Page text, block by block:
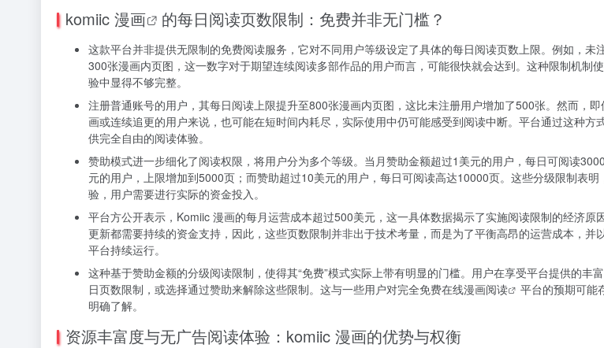
komiic 漫画 的每日阅读页数限制：免费并非无门槛？
这款平台并非提供无限制的免费阅读服务，它对不同用户等级设定了具体的每日阅读页数上限。例如，未
300张漫画内页图，这一数字对于期望连续阅读多部作品的用户而言，可能很快就会达到。这种限制机制
验中显得不够完整。
注册普通账号的用户，其每日阅读上限提升至800张漫画内页图，这比未注册用户增加了500张。然而，
画或连续追更的用户来说，也可能在短时间内耗尽，实际使用中仍可能感受到阅读中断。平台通过这种方
供完全自由的阅读体验。
赞助模式进一步细化了阅读权限，将用户分为多个等级。当月赞助金额超过1美元的用户，每日可阅读
元的用户，上限增加到5000页；而赞助超过10美元的用户，每日可阅读高达10000页。这些分级限制表
验，用户需要进行实际的资金投入。
平台方公开表示，Komiic 漫画的每月运营成本超过500美元，这一具体数据揭示了实施阅读限制的经济原
更新都需要持续的资金支持，因此，这些页数限制并非出于技术考量，而是为了平衡高昂的运营成本，并
平台持续运行。
这种基于赞助金额的分级阅读限制，使得其“免费”模式实际上带有明显的门槛。用户在享受平台提供的丰富
日页数限制，或选择通过赞助来解除这些限制。这与一些用户对完全免费在线漫画阅读
平台的预期可能
明确了解。
资源丰富度与无广告阅读体验：komiic 漫画的优势与权衡